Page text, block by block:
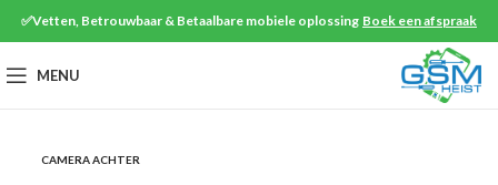
✅Vetten, Betrouwbaar & Betaalbare mobiele oplossing Boek een afspraak
MENU
CAMERA ACHTER